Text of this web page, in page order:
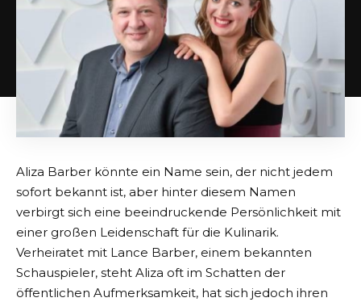
Aliza Barber könnte ein Name sein, der nicht jedem
sofort bekannt ist, aber hinter diesem Namen
verbirgt sich eine beeindruckende Persönlichkeit mit
einer großen Leidenschaft für die Kulinarik.
Verheiratet mit Lance Barber, einem bekannten
Schauspieler, steht Aliza oft im Schatten der
öffentlichen Aufmerksamkeit, hat sich jedoch ihren